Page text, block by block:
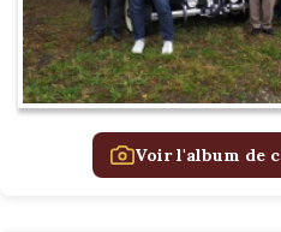
Voir l'album de